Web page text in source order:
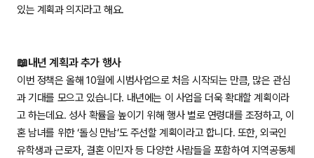
있는 계획과 의지라고 해요.
📖내년 계획과 추가 행사
이번 정책은 올해 10월에 시범사업으로 처음 시작되는 만큼, 많은 관심
과 기대를 모으고 있습니다. 내년에는 이 사업을 더욱 확대할 계획이라
고 하는데요. 성사 확률을 높이기 위해 행사 별로 연령대를 조정하고, 이
혼 남녀를 위한 ‘돌싱 만남’도 주선할 계획이라고 합니다. 또한, 외국인
유학생과 근로자, 결혼 이민자 등 다양한 사람들을 포함하여 지역공동체